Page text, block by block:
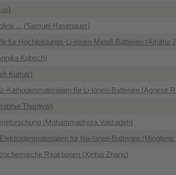
... (Samuel Hasenauer)
für Hochleistungs-Li-Ionen-Metall-Batterien (Amitha
Kubsch)
Kumar)
Kathodenmaterialien für Li-Ionen-Batterien (Agnese
Thapliyal)
(Mohammadreza Valizadeh)
für Na-Ionen-Batterien (Mingfeng
Reaktionen (Xinhai Zhang)